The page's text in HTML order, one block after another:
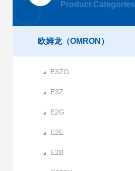
Product Categories
欧姆龙（OMRON）
E3ZG
E3Z
E2G
E2E
E2B